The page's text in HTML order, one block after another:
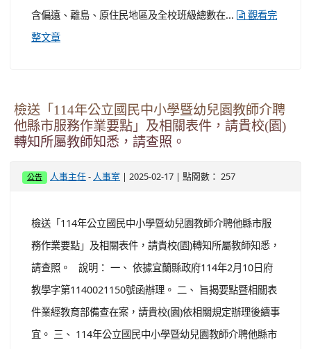
含偏遠、離島、原住民地區及全校班級總數在...
觀看完
整文章
檢送「114年公立國民中小學暨幼兒園教師介聘
他縣市服務作業要點」及相關表件，請貴校(園)
轉知所屬教師知悉，請查照。
公告 人事主任 - 人事室 | 2025-02-17 | 點閱數： 257
檢送「114年公立國民中小學暨幼兒園教師介聘他縣市服
務作業要點」及相關表件，請貴校(園)轉知所屬教師知悉，
請查照。 說明： 一、 依據宜蘭縣政府114年2月10日府
教學字第1140021150號函辦理。 二、 旨揭要點暨相關表
件業經教育部備查在案，請貴校(園)依相關規定辦理後續事
宜。 三、 114年公立國民中小學暨幼兒園教師介聘他縣市